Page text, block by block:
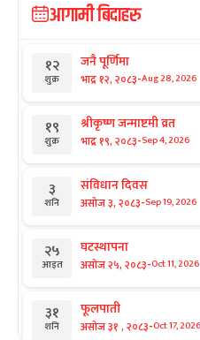
आगामी बिदाहरु
१२
शुक्र
जनै पूर्णिमा
भाद्र १२, २०८३-Aug 28, 2026
१९
शुक्र
श्रीकृष्ण जन्माष्टमी व्रत
भाद्र १९, २०८३-Sep 4, 2026
३
शनि
संविधान दिवस
असोज ३, २०८३-Sep 19, 2026
२५
आइत
घटस्थापना
असोज २५, २०८३-Oct 11, 2026
३१
शनि
फूलपाती
असोज ३१ , २०८३-Oct 17, 2026